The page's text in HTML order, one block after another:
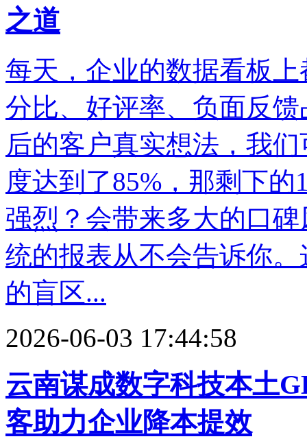
之道
每天，企业的数据看板
分比、好评率、负面反
后的客户真实想法，我
度达到了85%，那剩下
强烈？会带来多大的口
统的报表从不会告诉你
的盲区...
2026-06-03 17:44:58
云南谋成数字科技本土
客助力企业降本提效